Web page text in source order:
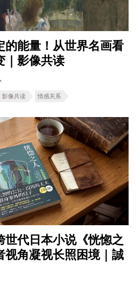
的能量！从世界名画看
｜影像共读
影像共读 情感关系
世代日本小说《恍惚之
视角凝视长照困境｜誠